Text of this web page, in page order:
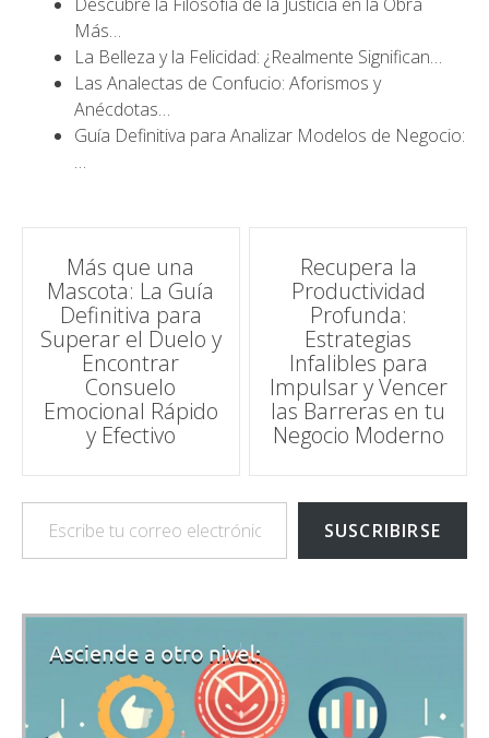
Más…
La Belleza y la Felicidad: ¿Realmente Significan…
Las Analectas de Confucio: Aforismos y
Anécdotas…
Guía Definitiva para Analizar Modelos de Negocio:
…
Navegación
de
entradas
Más que una
Mascota: La Guía
Definitiva para
Superar el Duelo y
Encontrar
Consuelo
Emocional Rápido
y Efectivo
Recupera la
Productividad
Profunda:
Estrategias
Infalibles para
Impulsar y Vencer
las Barreras en tu
Negocio Moderno
Escribe tu correo electrónico…
SUSCRIBIRSE